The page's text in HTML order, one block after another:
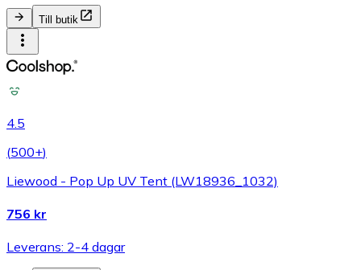
Till butik
4.5
(500+)
Liewood - Pop Up UV Tent (LW18936_1032)
756 kr
Leverans: 2-4 dagar